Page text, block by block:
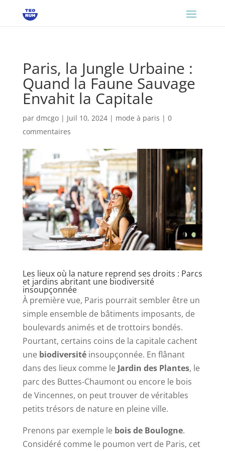
Paris, la Jungle Urbaine :
Quand la Faune Sauvage
Envahit la Capitale
par dmcgo| Juil 10, 2024| mode à paris | 0
commentaires
Les lieux où la nature reprend ses droits : Parcs
et jardins abritant une biodiversité
insoupçonnée
À première vue, Paris pourrait sembler être un
simple ensemble de bâtiments imposants, de
boulevards animés et de trottoirs bondés.
Pourtant, certains coins de la capitale cachent
une biodiversitéinsoupçonnée. En flânant
dans des lieux comme le Jardin des Plantes, le
parc des Buttes-Chaumont ou encore le bois
de Vincennes, on peut trouver de véritables
petits trésors de nature en pleine ville.
Prenons par exemple le bois de Boulogne.
Considéré comme le poumon vert de Paris, cet